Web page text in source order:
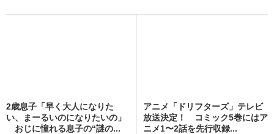
2歳息子「早く大人になりた
い、まーるいのになりたいの」
おじに憧れる息子の“謎の...
アニメ「ドリフターズ」テレビ
放送決定！ コミック5巻にはア
ニメ1〜2話を先行収録...